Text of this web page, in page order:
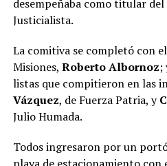
desempeñaba como titular
Justicialista.
La comitiva se completó con
Misiones, Roberto Albornoz;
listas que compitieron en las
Vázquez, de Fuerza Patria, y
Julio Humada.
Todos ingresaron por un